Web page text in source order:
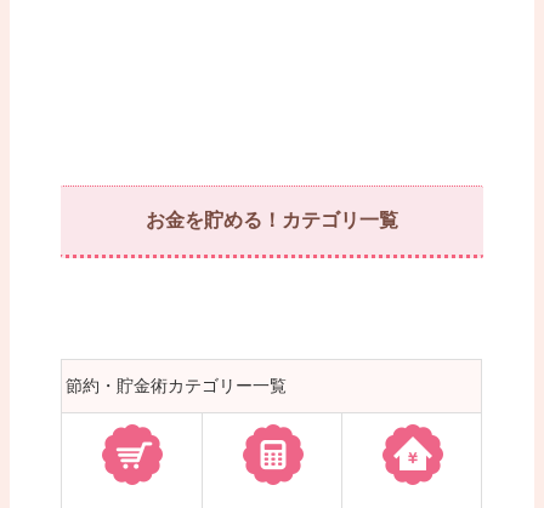
お金を貯める！カテゴリ一覧
節約・貯金術カテゴリー一覧